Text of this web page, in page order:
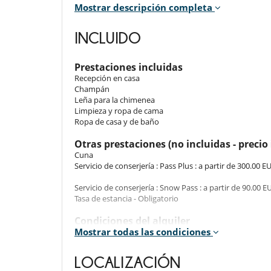
Room. The bedroom has 2 Beds including 1 single
Room 4
dressing room, hair dryer, towel dryer, closet, WC.
Room 5
Room. This bedroom has 1 double bed 180 cm. ,
hair dryer, towel dryer, closet, WC.
Indoors
This spacious chalet of 167 m², combines modern
stove, bringing a warm atmosphere to the room.
ideal place to gather and enjoy convivial moments.
Outdoors
You can enjoy beautiful panoramic views from the
Mostrar descripción completa
INCLUIDO
Prestaciones incluidas
Recepción en casa
Champán
Leña para la chimenea
Limpieza y ropa de cama
Ropa de casa y de baño
Otras prestaciones (no incluidas -
Cuna
Servicio de conserjería : Pass Plus : a partir de 300.00
Servicio de conserjería : Snow Pass : a partir de 90.00
Tasa de estancia - Obligatorio
Condiciones del alquiler
- Animales domésticos prohibidos
limpiar la vajilla antes de marcharse. Si el
excesiva, los gastos adicionales se deducirán de la fianza.
Mostrar todas las condiciones
LOCALIZACIÓN